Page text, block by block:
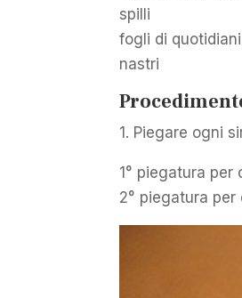
spilli
fogli di
nastri
1. Piegare ogni
1° piegatura per
2° piegatura